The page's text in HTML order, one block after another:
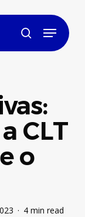
search
Menu
CLT
o
4 min read